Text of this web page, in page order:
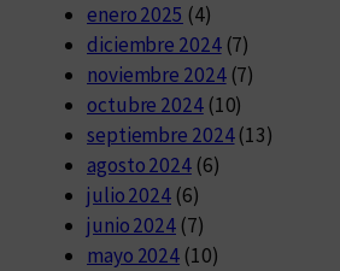
enero 2025 (4)
diciembre 2024(7)
noviembre 2024(7)
octubre 2024(10)
septiembre 2024(13)
agosto 2024(6)
julio 2024 (6)
junio 2024 (7)
mayo 2024 (10)